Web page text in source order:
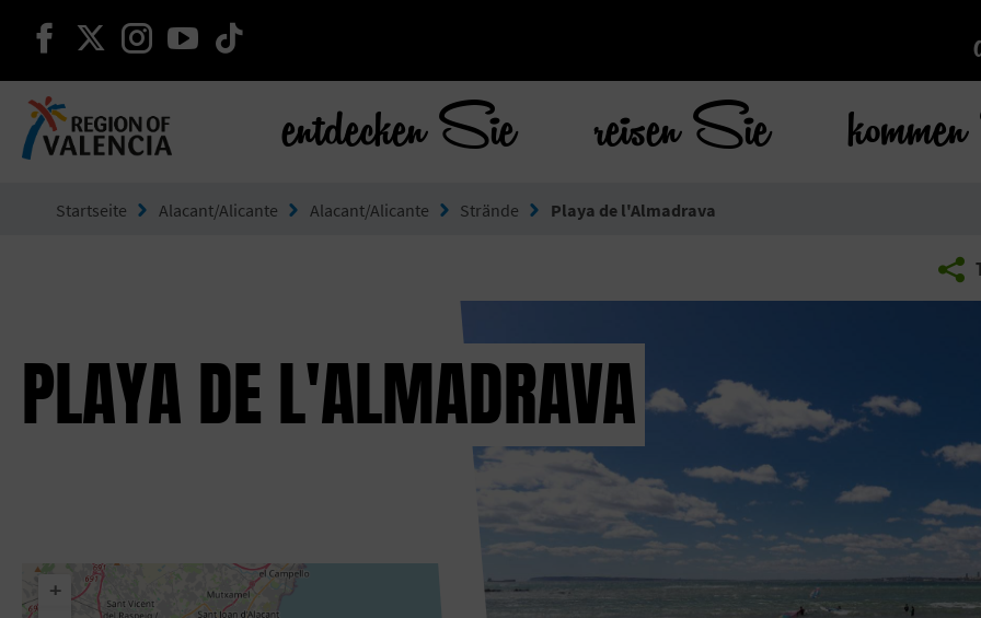
weiter auf facebook
weiter auf twitter
weiter auf instagram
weiter auf youtube
entdecken Sie reisen Sie
Startseite Alacant/Alicante Alacant/Alicante Strände Playa de l'Almadrava
PLAYA DE L'ALMADRAVA
+